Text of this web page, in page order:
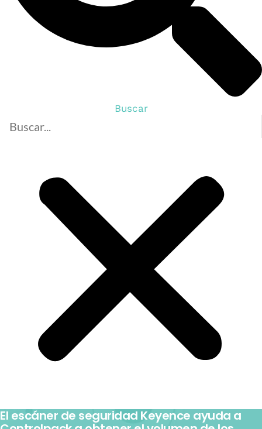
Buscar
El escáner de seguridad Keyence ayuda a